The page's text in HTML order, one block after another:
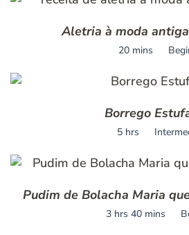
Aletria à moda
20 mins
Borrego
5 hrs
Pudim de Bolacha Maria
3 hrs 40 mins